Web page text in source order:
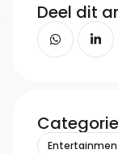
Deel dit